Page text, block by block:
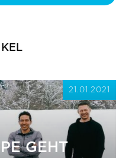
21.01.2021
GEHT